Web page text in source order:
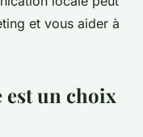
et vous aider à
est un choix